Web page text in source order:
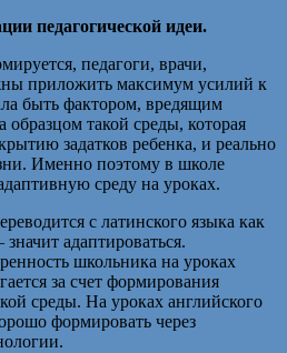
педагогической идеи.
педагоги, врачи,
приложить максимум усилий к
быть фактором, вредящим
образцом такой среды, которая
задатков ребенка, и реально
Именно поэтому в школе
среду на уроках.
с латинского языка как
адаптироваться.
школьника на уроках
за счет формирования
среды. На уроках английского
формировать через